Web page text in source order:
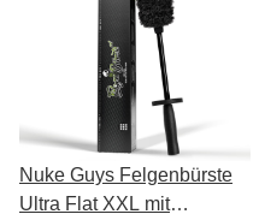
Nuke Guys Felgenbürste
Ultra Flat XXL mit